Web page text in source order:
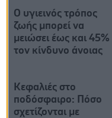
O υγιεινός τρόπος
ζωής μπορεί να
μειώσει έως και 45%
τον κίνδυνο άνοιας
Κεφαλιές στο
ποδόσφαιρο: Πόσο
σχετίζονται με